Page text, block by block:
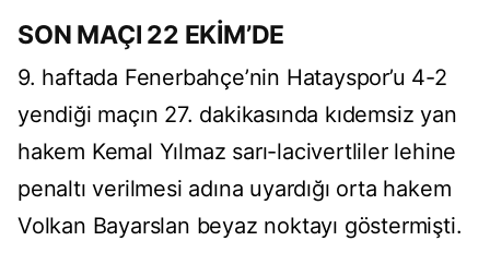
SON MAÇI 22 EKİM’DE
9. haftada Fenerbahçe’nin Hatayspor’u 4-2
yendiği maçın 27. dakikasında kıdemsiz yan
hakem Kemal Yılmaz sarı-lacivertliler lehine
penaltı verilmesi adına uyardığı orta hakem
Volkan Bayarslan beyaz noktayı göstermişti.